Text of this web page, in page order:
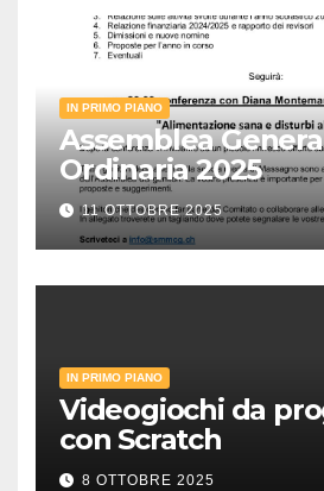
IN PRIMO PIANO
Assemblea
Ordinaria 2025
11 OTTOBRE 2025
IN PRIMO PIANO
Videogiochi da
con Scratch
8 OTTOBRE 2025